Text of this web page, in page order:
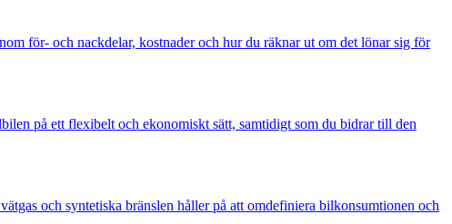
för- och nackdelar, kostnader och hur du räknar ut om det lönar sig för
på ett flexibelt och ekonomiskt sätt, samtidigt som du bidrar till den
och syntetiska bränslen håller på att omdefiniera bilkonsumtionen och